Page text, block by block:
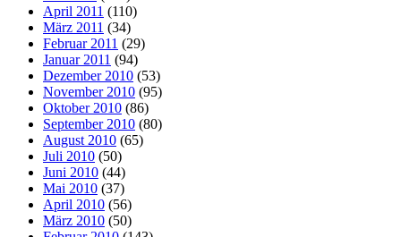
April 2011 (110)
März 2011 (34)
Februar 2011 (29)
Januar 2011 (94)
Dezember 2010 (53)
November 2010 (95)
Oktober 2010 (86)
September 2010 (80)
August 2010 (65)
Juli 2010 (50)
Juni 2010 (44)
Mai 2010 (37)
April 2010 (56)
März 2010 (50)